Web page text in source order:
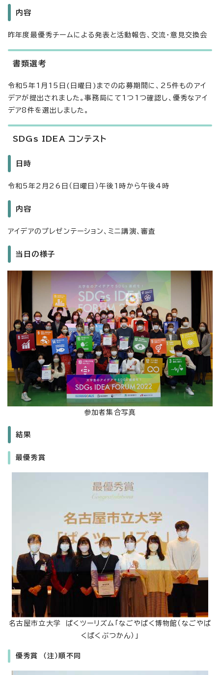
内容
昨年度最優秀チームによる発表と活動報告、交流・意見交換会
書類選考
令和5年1月15日(日曜日)までの応募期間に、25件ものアイ
デアが提出されました。事務局にて1つ1つ確認し、優秀なアイ
デア8件を選出しました。
SDGs IDEA コンテスト
日時
令和5年2月26日（日曜日）午後1時から午後4時
内容
アイデアのプレゼンテーション、ミニ講演、審査
当日の様子
参加者集合写真
結果
最優秀賞
名古屋市立大学 ぱくツーリズム「なごやぱく博物館（なごやぱ
くぱくぶつかん）」
優秀賞 （注）順不同